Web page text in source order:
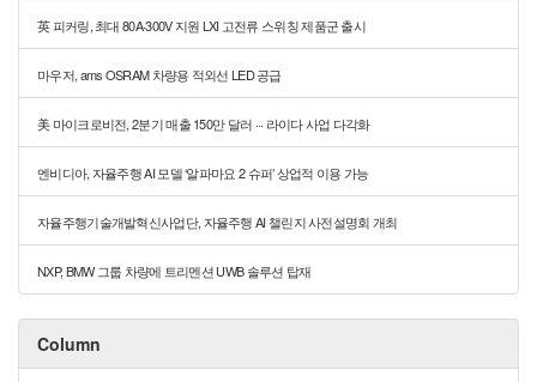
英 피커링, 최대 80A·300V 지원 LXI 고전류 스위칭 제품군 출시
마우저, ams OSRAM 차량용 적외선 LED 공급
美 마이크로비전, 2분기 매출 150만 달러 ··· 라이다 사업 다각화
엔비디아, 자율주행 AI 모델 ‘알파마요 2 슈퍼’ 상업적 이용 가능
자율주행기술개발혁신사업단, 자율주행 AI 챌린지 사전설명회 개최
NXP, BMW 그룹 차량에 트리멘션 UWB 솔루션 탑재
Column